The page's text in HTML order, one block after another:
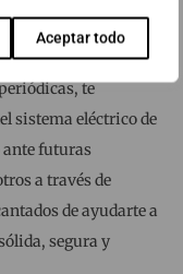
Aceptar todo
inicial hasta la
te
sistema eléctrico de
ante futuras
a través de
de ayudarte a
segura y